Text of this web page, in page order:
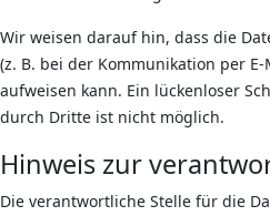
Wir weisen darauf hin, dass die
(z. B. bei der Kommunikation per
aufweisen kann. Ein lückenloser
durch Dritte ist nicht möglich.
Hinweis zur
Die verantwortliche Stelle für die